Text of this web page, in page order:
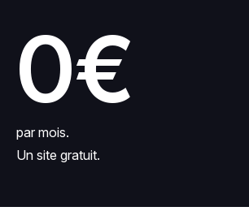
0€
par mois.
Un site gratuit.